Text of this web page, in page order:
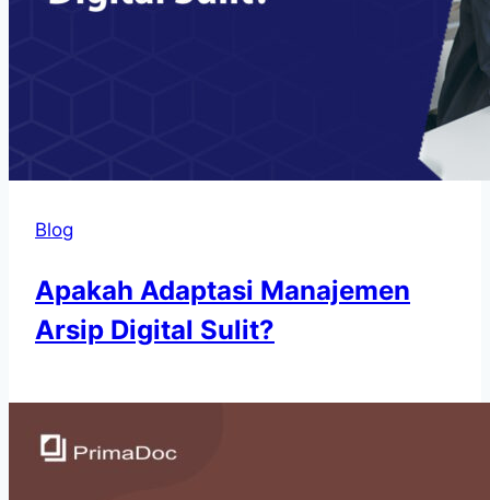
Blog
Apakah Adaptasi Manajemen
Arsip Digital Sulit?